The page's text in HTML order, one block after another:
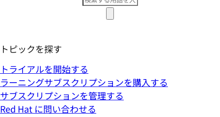
トピックを探す
トライアルを開始する
ラーニングサブスクリプションを購入する
サブスクリプションを管理する
Red Hat に問い合わせる